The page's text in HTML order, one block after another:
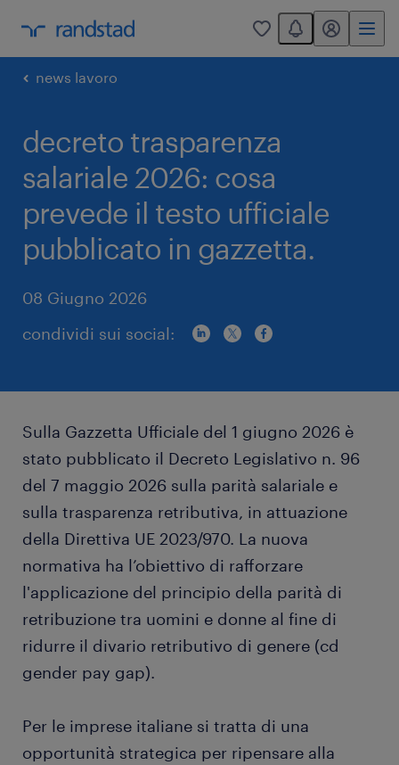
0
You have 0
my randstad
news lavoro
decreto trasparenza
salariale 2026: cosa
prevede il testo ufficiale
pubblicato in gazzetta.
08 Giugno 2026
condividi sui social:
Sulla Gazzetta Ufficiale del 1 giugno 2026 è
stato pubblicato il Decreto Legislativo n. 96
del 7 maggio 2026 sulla parità salariale e
sulla trasparenza retributiva, in attuazione
della Direttiva UE 2023/970. La nuova
normativa ha l’obiettivo di rafforzare
l'applicazione del principio della parità di
retribuzione tra uomini e donne al fine di
ridurre il divario retributivo di genere (cd
gender pay gap).
Per le imprese italiane si tratta di una
opportunità strategica per ripensare alla